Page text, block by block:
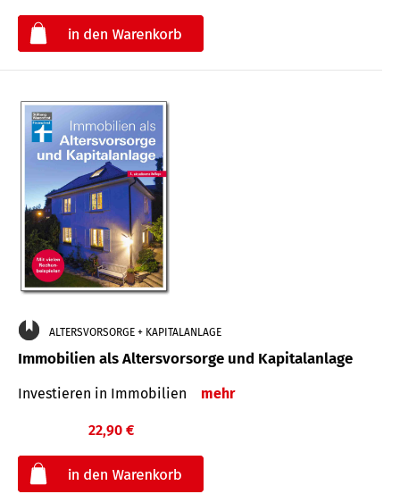
ALTERSVORSORGE + KAPITALANLAGE
Immobilien als Altersvorsorge und Kapitalanlage
Investieren in Immobilien mehr
22,90 €